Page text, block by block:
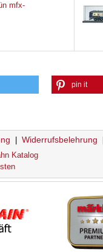
mfx-
pin it
Widerrufsbelehrung
Katalog